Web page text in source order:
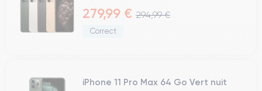
279,99 € 294,99 €
Correct
iPhone 11 Pro Max 64 Go Vert nuit